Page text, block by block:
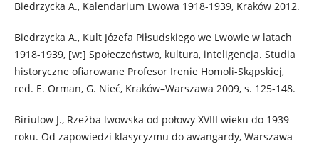
Biedrzycka A., Kalendarium Lwowa 1918-1939, Kraków 2012.
Biedrzycka A., Kult Józefa Piłsudskiego we Lwowie w latach
1918-1939, [w:] Społeczeństwo, kultura, inteligencja. Studia
historyczne ofiarowane Profesor Irenie Homoli-Skąpskiej,
red. E. Orman, G. Nieć, Kraków–Warszawa 2009, s. 125-148.
Biriulow J., Rzeźba lwowska od połowy XVIII wieku do 1939
roku. Od zapowiedzi klasycyzmu do awangardy, Warszawa